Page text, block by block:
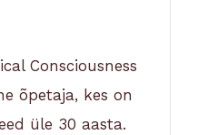
Consciousness
õpetaja, kes on
üle 30 aasta.